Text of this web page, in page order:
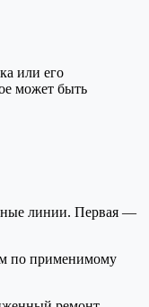
или его
может быть
линии. Первая —
по применимому